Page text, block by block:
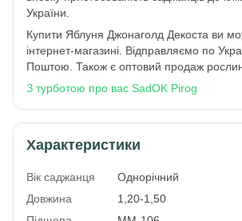
України.
Купити Яблуня Джонаголд Декоста ви
інтернет-магазині. Відправляємо по
Поштою. Також є оптовий продаж
З турботою про вас SadOK Pirog
Характеристики
Вік саджанця
Однорічний
Довжина
1,20-1,50